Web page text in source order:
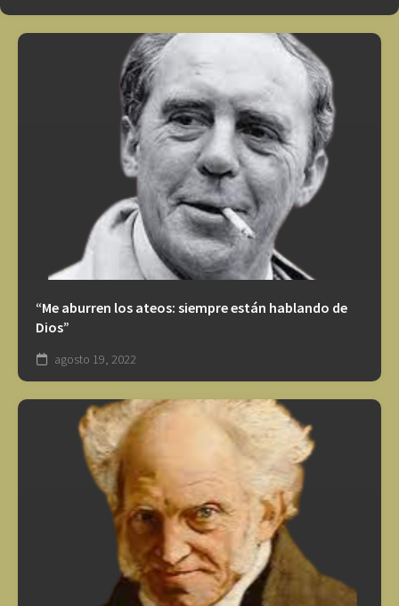
“Me aburren los ateos: siempre están hablando de
Dios”
agosto 19, 2022